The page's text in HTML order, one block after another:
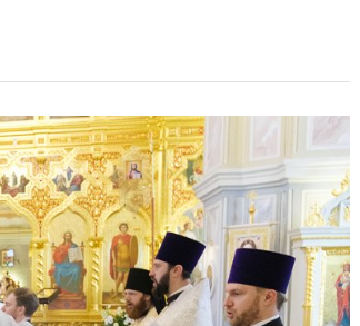
РАСПИСАНИЕ
БОГОСЛУЖЕНИЙ с 5 по 25